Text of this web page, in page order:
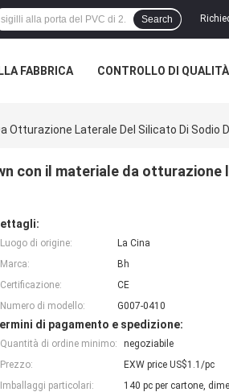
Search
FABBRICA CONTROLLO DI QUALITÀ
Otturazione Laterale Del Silicato Di
con il materiale da
Luogo di origine:
La Cina
Marca:
Bh
Certificazione:
CE
Numero di modello:
G007-0410
di pagamento e spedizione:
Quantità di ordine minimo:
negoziabile
Prezzo:
EXW price US$1.1/pc
Imballaggi particolari:
140 pc per cartone,